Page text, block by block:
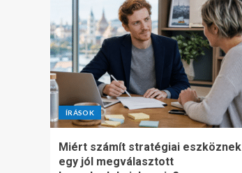
ÍRÁSOK
Miért számít stratégiai eszköznek
egy jól megválasztott